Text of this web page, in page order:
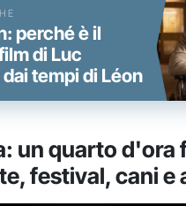
perché è il
di Luc
tempi di Léon
un quarto d'ora
festival, cani e